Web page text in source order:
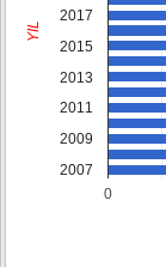
0
2017
2015
2013
2011
2009
2007
YIL